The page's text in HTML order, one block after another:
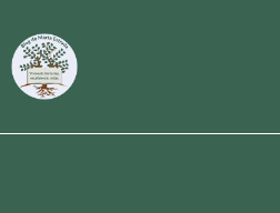
al
contenido